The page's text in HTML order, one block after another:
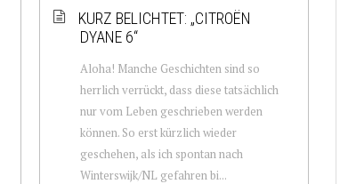
KURZ BELICHTET: „CITROËN
DYANE 6“
Aloha! Manche Geschichten sind so
herrlich verrückt, dass diese tatsächlich
nur vom Leben geschrieben werden
können. So erst kürzlich wieder
geschehen, als ich spontan nach
Winterswijk/NL gefahren bi...